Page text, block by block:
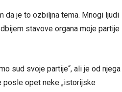
da je to ozbiljna tema. Mnogi ljudi
stavove organa moje partije
sud svoje partije“, ali je od njega
posle opet neke „istorijske